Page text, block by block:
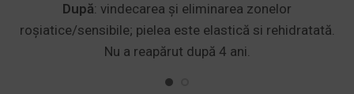
După: vindecarea și eliminarea zonelor
roșiatice/sensibile; pielea este elastică si rehidratată.
Nu a reapărut după 4 ani.